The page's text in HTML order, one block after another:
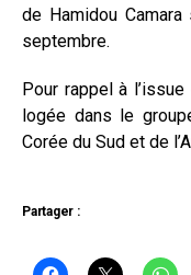
de Hamidou Camara
septembre.
Pour rappel à
logée dans le
Corée du Sud et de
Partager :